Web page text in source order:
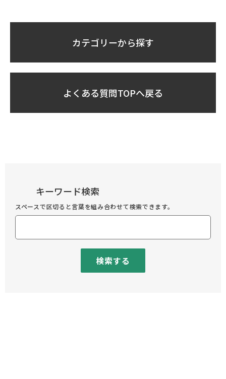
カテゴリーから探す
よくある質問TOPへ戻る
キーワード検索
スペースで区切ると言葉を組み合わせて検索できます。
検索する